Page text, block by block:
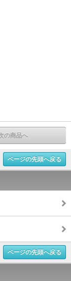
の商品へ
ページの先頭へ戻る
ページの先頭へ戻る